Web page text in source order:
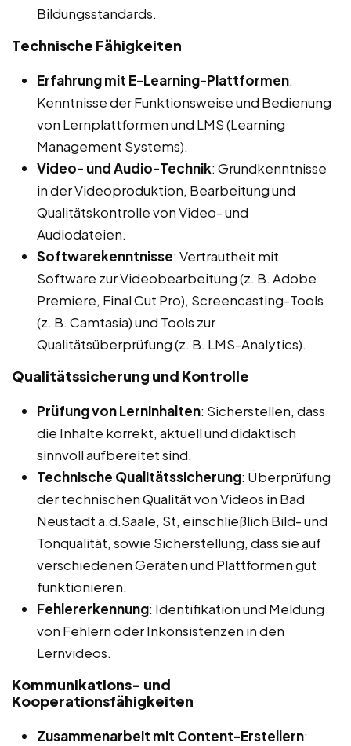
Bildungsstandards.
Technische Fähigkeiten
Erfahrung mit E-Learning-Plattformen:
Kenntnisse der Funktionsweise und Bedienung
von Lernplattformen und LMS (Learning
Management Systems).
Video- und Audio-Technik: Grundkenntnisse
in der Videoproduktion, Bearbeitung und
Qualitätskontrolle von Video- und
Audiodateien.
Softwarekenntnisse: Vertrautheit mit
Software zur Videobearbeitung (z. B. Adobe
Premiere, Final Cut Pro), Screencasting-Tools
(z. B. Camtasia) und Tools zur
Qualitätsüberprüfung (z. B. LMS-Analytics).
Qualitätssicherung und Kontrolle
Prüfung von Lerninhalten: Sicherstellen, dass
die Inhalte korrekt, aktuell und didaktisch
sinnvoll aufbereitet sind.
Technische Qualitätssicherung: Überprüfung
der technischen Qualität von Videos in Bad
Neustadt a.d.Saale, St, einschließlich Bild- und
Tonqualität, sowie Sicherstellung, dass sie auf
verschiedenen Geräten und Plattformen gut
funktionieren.
Fehlererkennung: Identifikation und Meldung
von Fehlern oder Inkonsistenzen in den
Lernvideos.
Kommunikations- und
Kooperationsfähigkeiten
Zusammenarbeit mit Content-Erstellern: